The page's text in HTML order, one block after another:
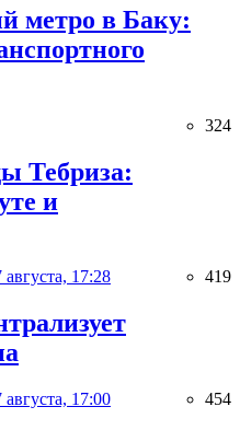
метро в Баку:
324
Тебриза:
и
августа, 17:28 419
августа, 17:00 454